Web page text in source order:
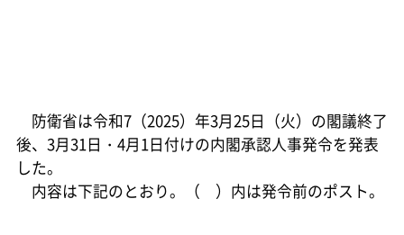
防衛省は令和7（2025）年3月25日（火）の閣議終了
後、3月31日・4月1日付けの内閣承認人事発令を発表
した。
内容は下記のとおり。（ ）内は発令前のポスト。